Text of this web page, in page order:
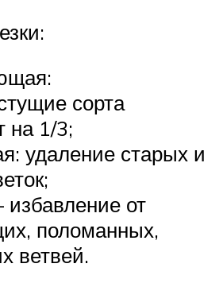
сорта
на 1/3;
удаление старых и
от
поломанных,
ветвей.